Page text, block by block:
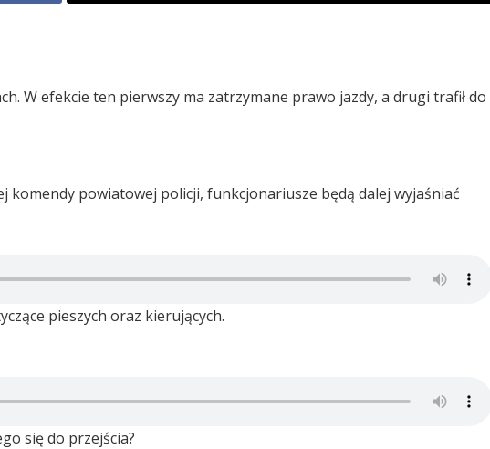
W efekcie ten pierwszy ma zatrzymane prawo jazdy, a drugi trafił do
komendy powiatowej policji, funkcjonariusze będą dalej wyjaśniać
pieszych oraz kierujących.
się do przejścia?